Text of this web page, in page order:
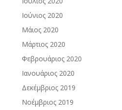
Ιούνιος 2020
Μάιος 2020
Μάρτιος 2020
Φεβρουάριος 2020
Ιανουάριος 2020
Δεκέμβριος 2019
Νοέμβριος 2019